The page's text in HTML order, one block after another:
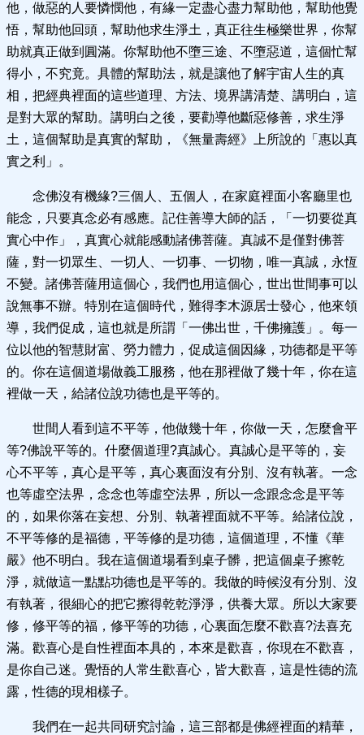
他，做惡的人要憐憫他，有緣一定盡心盡力幫助他，幫助他覺
悟，幫助他回頭，幫助他求生淨土，真正往生極樂世界，你幫
助就真正做到圓滿。你幫助他不墮三途、不墮惡道，這個忙幫
得小，不究竟。具體的幫助法，就是讓他了解宇宙人生的真
相，把經典裡面的這些道理、方法、境界講清楚、講明白，這
是對大眾的幫助。講明白之後，要勸導他斷惡修善，求生淨
土，這個幫助是真實的幫助，《無量壽經》上所說的「惠以真
實之利」。
念佛沒有機緣?三個人、五個人，在家庭裡面小客廳里也
能念，只要真念必有感應。記住善導大師的話，「一切要從真
實心中作」，真實心就能感動諸佛菩薩。真誠不是僅對佛菩
薩，對一切眾生、一切人、一切事、一切物，唯一真誠，永恆
不變。諸佛菩薩用這個心，我們也用這個心，世出世間事可以
說無事不辦。特別在這個時代，難得李木源居士發心，他來領
導，我們促成，這也就是所謂「一佛出世，千佛擁護」。每一
位以他的智慧財富、勞力體力，促成這個因緣，功德都是平等
的。你在這個道場做義工服務，他在那裡做了幾十年，你在這
裡做一天，給諸位說功德也是平等的。
世間人看到這不平等，他做幾十年，你做一天，怎麼會平
等?佛說平等的。什麼個道理?真誠心。真誠心是平等的，妄
心不平等，真心是平等，真心裏面沒有分別、沒有執著。一念
也等虛空法界，念念也等虛空法界，所以一念跟念念是平等
的，如果你落在妄想、分別、執著裡面就不平等。給諸位說，
不平等修的是福德，平等修的是功德，這個道理，不懂《華
嚴》他不明白。我在這個道場看到桌子髒，把這個桌子擦乾
淨，就做這一點點功德也是平等的。我做的時候沒有分別、沒
有執著，很細心的把它擦得乾乾淨淨，供養大眾。所以大家要
修，修平等的福，修平等的功德，心裏面怎麼不歡喜?法喜充
滿。歡喜心是自性裡面本具的，本來是歡喜，你現在不歡喜，
是你自己迷。覺悟的人常生歡喜心，皆大歡喜，這是性德的流
露，性德的現相樣子。
我們在一起共同研究討論，這三部都是佛經裡面的精華，